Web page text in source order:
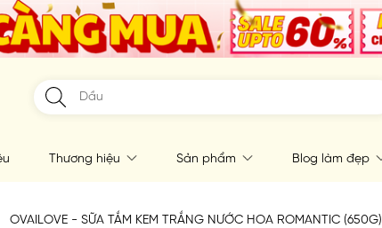
Thương hiệu Sản phẩm Blog làm đẹp
OVAILOVE - SỮA TẮM KEM TRẮNG NƯỚC HOA ROMANTIC (650G)